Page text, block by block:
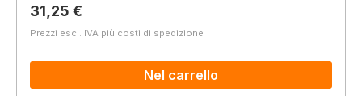
Prezzo normale:
31,25 €
Prezzi escl. IVA più costi di spedizione
Nel carrello